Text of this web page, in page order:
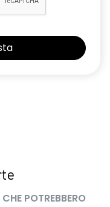
POTREBBERO